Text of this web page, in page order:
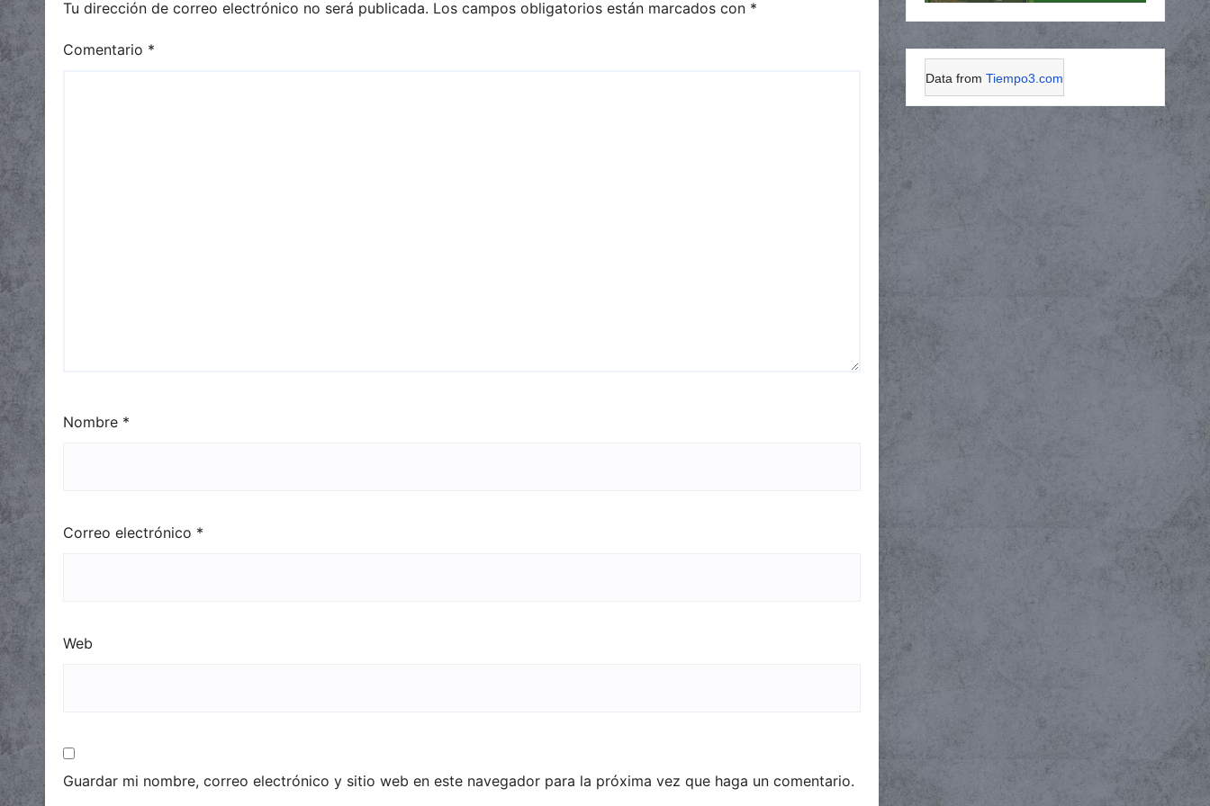
Tu dirección de correo electrónico no será publicada. Los campos obligatorios están marcados con *
Comentario *
Nombre *
Correo electrónico *
Web
Guardar mi nombre, correo electrónico y sitio web en este navegador para la próxima vez que haga un comentario.
Data from Tiempo3.com